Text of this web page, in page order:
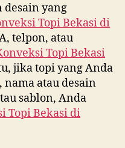
desain yang
Topi Bekasi di
telpon, atau
Topi Bekasi
jika topi yang Anda
nama atau desain
sablon, Anda
Topi Bekasi di